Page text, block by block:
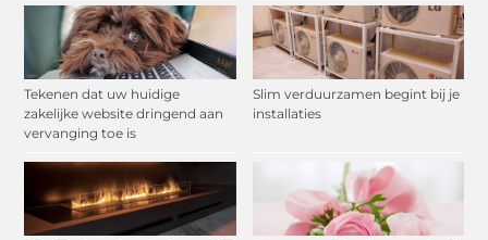
Tekenen dat uw huidige
zakelijke website dringend aan
vervanging toe is
Slim verduurzamen begint bij je
installaties